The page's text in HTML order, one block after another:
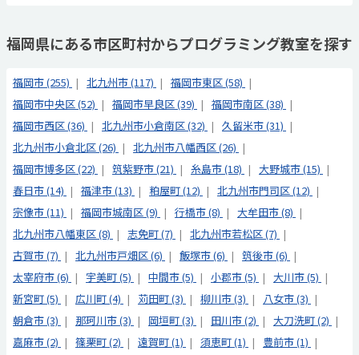
福岡県にある市区町村からプログラミング教室を探す
福岡市 (255) 北九州市 (117)
福岡市東区 (58)
福岡市中央区 (52)
福岡市早良区 (39)
福岡市南区 (38)
福岡市西区 (36)
北九州市小倉南区 (32)
久留米市 (31)
北九州市小倉北区 (26)
北九州市八幡西区 (26)
福岡市博多区 (22)
筑紫野市 (21) 糸島市 (18)
大野城市 (15)
春日市 (14)
福津市 (13) 粕屋町 (12)
北九州市門司区 (12)
宗像市 (11)
福岡市城南区 (9) 行橋市 (8)
大牟田市 (8)
北九州市八幡東区 (8)
志免町 (7)
北九州市若松区 (7)
古賀市 (7)
北九州市戸畑区 (6) 飯塚市 (6)
筑後市 (6)
太宰府市 (6)
宇美町 (5) 中間市 (5) 小郡市 (5)
大川市 (5)
新宮町 (5)
広川町 (4) 苅田町 (3) 柳川市 (3)
八女市 (3)
朝倉市 (3)
那珂川市 (3) 岡垣町 (3) 田川市 (2)
大刀洗町 (2)
嘉麻市 (2)
篠栗町 (2) 遠賀町 (1) 須恵町 (1)
豊前市 (1)